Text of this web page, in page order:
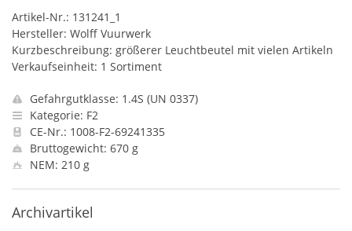
Artikel-Nr.: 131241_1
Hersteller: Wolff Vuurwerk
Kurzbeschreibung: größerer Leuchtbeutel mit vielen Artikeln
Verkaufseinheit: 1 Sortiment
Gefahrgutklasse: 1.4S (UN 0337)
Kategorie: F2
CE-Nr.: 1008-F2-69241335
Bruttogewicht: 670 g
NEM: 210 g
Archivartikel